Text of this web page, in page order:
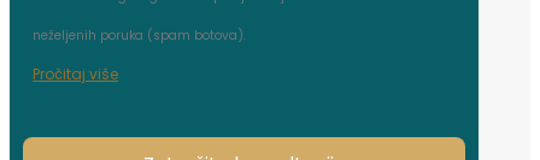
neželjenih poruka (spam botova).
Pročitaj više